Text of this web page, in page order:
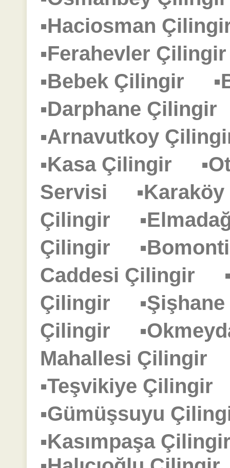
▪Haciosman
▪Ferahevler
▪Bebek Çilingir
▪Darphane
▪Arnavutkoy
▪Kasa Çilingir
Servisi
Çilingir
Çilingir
Caddesi Çilingir
Çilingir
Çilingir
Mahallesi Çilingir
▪Teşvikiye
▪Gümüşsuyu
▪Kasımpaşa